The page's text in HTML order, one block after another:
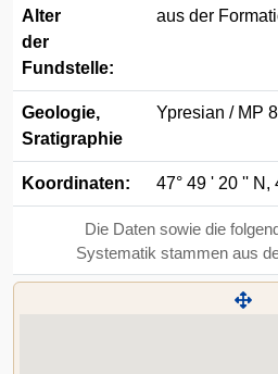
Alter
der
Fundstelle:
aus der
Geologie,
Sratigraphie
Ypresian / MP
Koordinaten: 47° 49 ' 20 '' N,
Die Daten sowie die
Systematik stammen aus